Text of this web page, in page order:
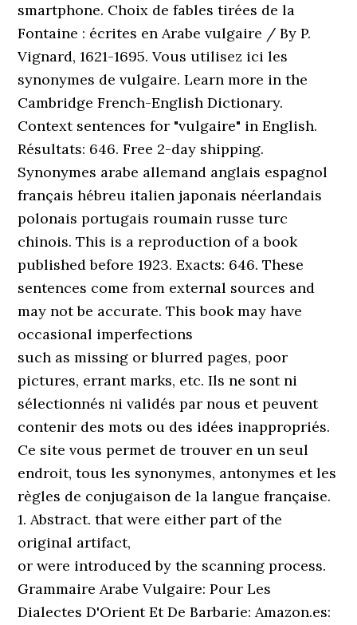
smartphone. Choix de fables tirées de la
Fontaine : écrites en Arabe vulgaire / By P.
Vignard, 1621-1695. Vous utilisez ici les
synonymes de vulgaire. Learn more in the
Cambridge French-English Dictionary.
Context sentences for "vulgaire" in English.
Résultats: 646. Free 2-day shipping.
Synonymes arabe allemand anglais espagnol
français hébreu italien japonais néerlandais
polonais portugais roumain russe turc
chinois. This is a reproduction of a book
published before 1923. Exacts: 646. These
sentences come from external sources and
may not be accurate. This book may have
occasional imperfections
such as missing or blurred pages, poor
pictures, errant marks, etc. Ils ne sont ni
sélectionnés ni validés par nous et peuvent
contenir des mots ou des idées inappropriés.
Ce site vous permet de trouver en un seul
endroit, tous les synonymes, antonymes et les
règles de conjugaison de la langue française.
1. Abstract. that were either part of the
original artifact,
or were introduced by the scanning process.
Grammaire Arabe Vulgaire: Pour Les
Dialectes D'Orient Et De Barbarie: Amazon.es: